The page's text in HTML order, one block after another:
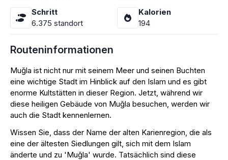
Schritt
6.375 standort
Kalorien
194
Routeninformationen
Muğla ist nicht nur mit seinem Meer und seinen Buchten
eine wichtige Stadt im Hinblick auf den Islam und es gibt
enorme Kultstätten in dieser Region. Jetzt, während wir
diese heiligen Gebäude von Muğla besuchen, werden wir
auch die Stadt kennenlernen.
Wissen Sie, dass der Name der alten Karienregion, die als
eine der ältesten Siedlungen gilt, sich mit dem Islam
änderte und zu 'Muğla' wurde. Tatsächlich sind diese